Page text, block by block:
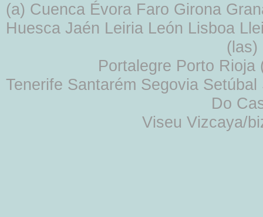
(a) Cuenca Évora Faro Girona
Huesca Jaén Leiria León Lisboa
Portalegre Porto
Tenerife Santarém Segovia
Do
Viseu Vizcaya/